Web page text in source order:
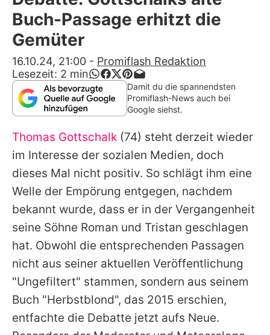
Alle Themen auf Promiflash
App runterladen
Team
Redaktionelle Richtlinien
Impressum
Datenschutzerklärung
Nutzungsbedingungen
Utiq verwalten
Buch-Passage erhitzt die
Gemüter
16.10.24, 21:00 - Promiflash Redaktion
Lesezeit: 2 min
Damit du die spannendsten
Promiflash-News auch bei
Google siehst.
Thomas Gottschalk (74) steht derzeit wieder
im Interesse der sozialen Medien, doch
dieses Mal nicht positiv. So schlägt ihm eine
Welle der Empörung entgegen, nachdem
bekannt wurde, dass er in der Vergangenheit
seine Söhne Roman und Tristan geschlagen
hat. Obwohl die entsprechenden Passagen
nicht aus seiner aktuellen Veröffentlichung
"Ungefiltert" stammen, sondern aus seinem
Buch "Herbstblond", das 2015 erschien,
entfachte die Debatte jetzt aufs Neue.